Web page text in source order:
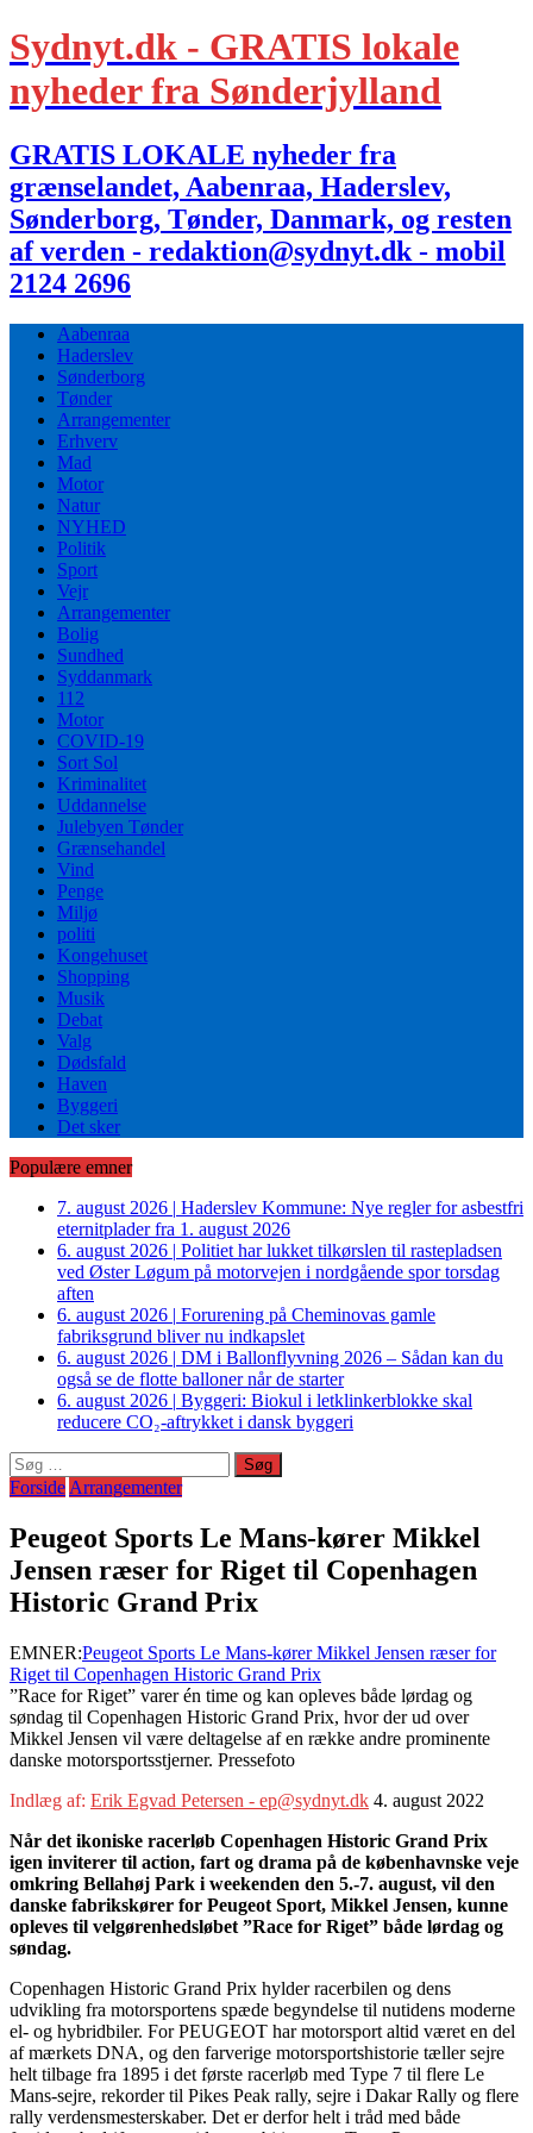
Sydnyt.dk - GRATIS lokale
nyheder fra Sønderjylland
GRATIS LOKALE nyheder fra
grænselandet, Aabenraa, Haderslev,
Sønderborg, Tønder, Danmark, og resten
af verden - redaktion@sydnyt.dk - mobil
2124 2696
Aabenraa
Haderslev
Sønderborg
Tønder
Arrangementer
Erhverv
Mad
Motor
Natur
NYHED
Politik
Sport
Vejr
Arrangementer
Bolig
Sundhed
Syddanmark
112
Motor
COVID-19
Sort Sol
Kriminalitet
Uddannelse
Julebyen Tønder
Grænsehandel
Vind
Penge
Miljø
politi
Kongehuset
Shopping
Musik
Debat
Valg
Dødsfald
Haven
Byggeri
Det sker
Populære emner
7. august 2026 | Haderslev Kommune: Nye regler for asbestfri
eternitplader fra 1. august 2026
6. august 2026 | Politiet har lukket tilkørslen til rastepladsen
ved Øster Løgum på motorvejen i nordgående spor torsdag
aften
6. august 2026 | Forurening på Cheminovas gamle
fabriksgrund bliver nu indkapslet
6. august 2026 | DM i Ballonflyvning 2026 – Sådan kan du
også se de flotte balloner når de starter
6. august 2026 | Byggeri: Biokul i letklinkerblokke skal
reducere CO₂-aftrykket i dansk byggeri
Søg
efter:
Forside Arrangementer
Peugeot Sports Le Mans-kører Mikkel
Jensen ræser for Riget til Copenhagen
Historic Grand Prix
EMNER:Peugeot Sports Le Mans-kører Mikkel Jensen ræser for
Riget til Copenhagen Historic Grand Prix
”Race for Riget” varer én time og kan opleves både lørdag og
søndag til Copenhagen Historic Grand Prix, hvor der ud over
Mikkel Jensen vil være deltagelse af en række andre prominente
danske motorsportsstjerner. Pressefoto
Indlæg af: Erik Egvad Petersen - ep@sydnyt.dk 4. august 2022
Når det ikoniske racerløb Copenhagen Historic Grand Prix
igen inviterer til action, fart og drama på de københavnske veje
omkring Bellahøj Park i weekenden den 5.-7. august, vil den
danske fabrikskører for Peugeot Sport, Mikkel Jensen, kunne
opleves til velgørenhedsløbet ”Race for Riget” både lørdag og
søndag.
Copenhagen Historic Grand Prix hylder racerbilen og dens
udvikling fra motorsportens spæde begyndelse til nutidens moderne
el- og hybridbiler. For PEUGEOT har motorsport altid været en del
af mærkets DNA, og den farverige motorsportshistorie tæller sejre
helt tilbage fra 1895 i det første racerløb med Type 7 til flere Le
Mans-sejre, rekorder til Pikes Peak rally, sejre i Dakar Rally og flere
rally verdensmesterskaber. Det er derfor helt i tråd med både